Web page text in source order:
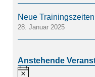
Neue
28. Januar 2025
Anstehende